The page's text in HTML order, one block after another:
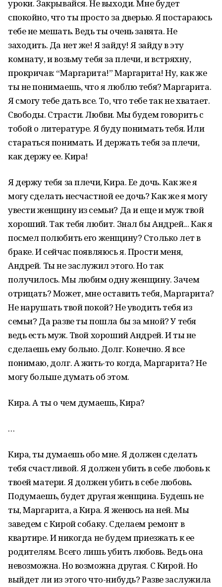
уроки. Закрывайся. Не выходи. Мне будет
спокойно, что ты просто за дверью. Я постараюсь
тебе не мешать. Ведь ты очень занята. Не
заходить. Да нет же! Я зайду! Я зайду в эту
комнату, и возьму тебя за плечи, и встряхну,
прокричав: “Маргарита!” Маргарита! Ну, как же
ты не понимаешь, что я люблю тебя? Маргарита.
Я смогу тебе дать все. То, что тебе так не хватает.
Свободы. Страсти. Любви. Мы будем говорить с
тобой о литературе. Я буду понимать тебя. Или
стараться понимать. И держать тебя за плечи,
как держу ее. Кира!
Я держу тебя за плечи, Кира. Ее дочь. Как же я
могу сделать несчастной ее дочь? Как же я могу
увести женщину из семьи? Да и еще и муж твой
хороший. Так тебя любит. Знал бы Андрей... Как я
посмел полюбить его женщину? Столько лет в
браке. И сейчас появляюсь я. Прости меня,
Андрей. Ты не заслужил этого. Но так
получилось. Мы любим одну женщину. Зачем
отрицать? Может, мне оставить тебя, Маргарита?
Не нарушать твой покой? Не уводить тебя из
семьи? Да разве ты пошла бы за мной? У тебя
ведь есть муж. Твой хороший Андрей. И ты не
сделаешь ему больно. Долг. Конечно. Я все
понимаю, долг. А жить-то когда, Маргарита? Не
могу больше думать об этом.
Кира. А ты о чем думаешь, Кира?
…
Кира, ты думаешь обо мне. Я должен сделать
тебя счастливой. Я должен убить в себе любовь к
твоей матери. Я должен убить в себе любовь.
Подумаешь, будет другая женщина. Будешь не
ты, Маргарита, а Кира. Я женюсь на ней. Мы
заведем с Кирой собаку. Сделаем ремонт в
квартире. И никогда не будем приезжать к ее
родителям. Всего лишь убить любовь. Ведь она
невозможна. Но возможна другая. С Кирой. Но
выйдет ли из этого что-нибудь? Разве заслужила